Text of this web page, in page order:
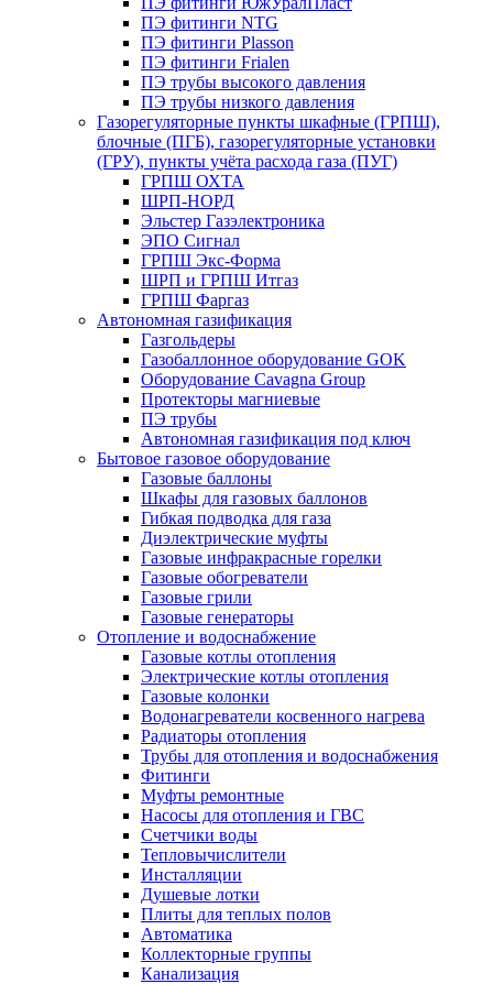
ПЭ фитинги NTG
ПЭ фитинги Plasson
ПЭ фитинги Frialen
ПЭ трубы высокого давления
ПЭ трубы низкого давления
Газорегуляторные пункты шкафные (ГРПШ),
блочные (ПГБ), газорегуляторные установки
(ГРУ), пункты учёта расхода газа (ПУГ)
ГРПШ ОХТА
ШРП-НОРД
Эльстер Газэлектроника
ЭПО Сигнал
ГРПШ Экс-Форма
ШРП и ГРПШ Итгаз
ГРПШ Фаргаз
Автономная газификация
Газгольдеры
Газобаллонное оборудование GOK
Оборудование Cavagna Group
Протекторы магниевые
ПЭ трубы
Автономная газификация под ключ
Бытовое газовое оборудование
Газовые баллоны
Шкафы для газовых баллонов
Гибкая подводка для газа
Диэлектрические муфты
Газовые инфракрасные горелки
Газовые обогреватели
Газовые грили
Газовые генераторы
Отопление и водоснабжение
Газовые котлы отопления
Электрические котлы отопления
Газовые колонки
Водонагреватели косвенного нагрева
Радиаторы отопления
Трубы для отопления и водоснабжения
Фитинги
Муфты ремонтные
Насосы для отопления и ГВС
Счетчики воды
Тепловычислители
Инсталляции
Душевые лотки
Плиты для теплых полов
Автоматика
Коллекторные группы
Канализация